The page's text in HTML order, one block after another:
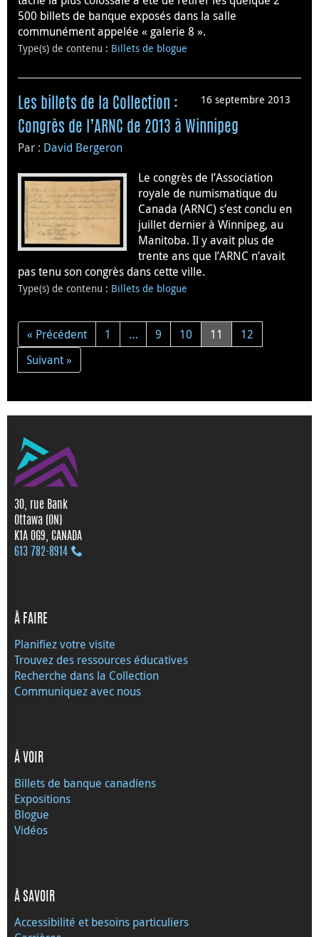
500 billets de banque exposés dans la salle
communément appelée « galerie 8 ».
Type(s) de contenu : Billets de blogue
16 septembre 2013
Les billets de la Collection :
Congrès de l’ARNC de 2013 à Winnipeg
Par : David Bergeron
Le congrès de l’Association
royale de numismatique du
Canada (ARNC) s’est conclu en
juillet dernier à Winnipeg, au
Manitoba. Il y avait plus de
trente ans que l’ARNC n’avait
pas tenu son congrès dans cette ville.
Type(s) de contenu : Billets de blogue
« Précédent 1 … 9 10 11
12
Suivant »
30, rue Bank
Ottawa (ON)
K1A 0G9, CANADA
613 782‑8914
À FAIRE
Planifiez votre visite
Trouvez des ressources éducatives
Recherche dans la Collection
Communiquez avec nous
À VOIR
Billets de banque canadiens
Expositions
Blogue
Vidéos
À SAVOIR
Accessibilité et besoins particuliers